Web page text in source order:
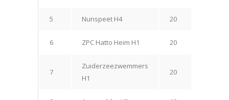
5 Nunspeet H4 20
6 ZPC Hatto Heim H1 20
7
Zuiderzeezwemmers
H1
20